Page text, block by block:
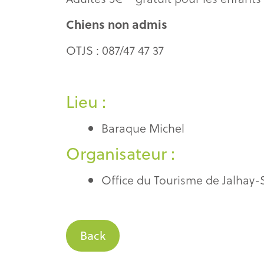
Chiens non admis
OTJS : 087/47 47 37
Lieu :
Baraque Michel
Organisateur :
Office du Tourisme de Jalhay-
Back